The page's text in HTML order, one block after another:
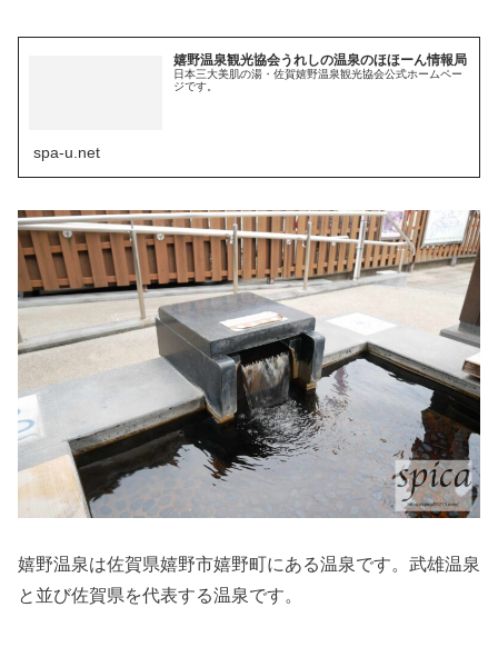
嬉野温泉観光協会うれしの温泉のほほーん情報局
日本三大美肌の湯・佐賀嬉野温泉観光協会公式ホームペー
ジです。
spa-u.net
嬉野温泉は佐賀県嬉野市嬉野町にある温泉です。武雄温泉
と並び佐賀県を代表する温泉です。